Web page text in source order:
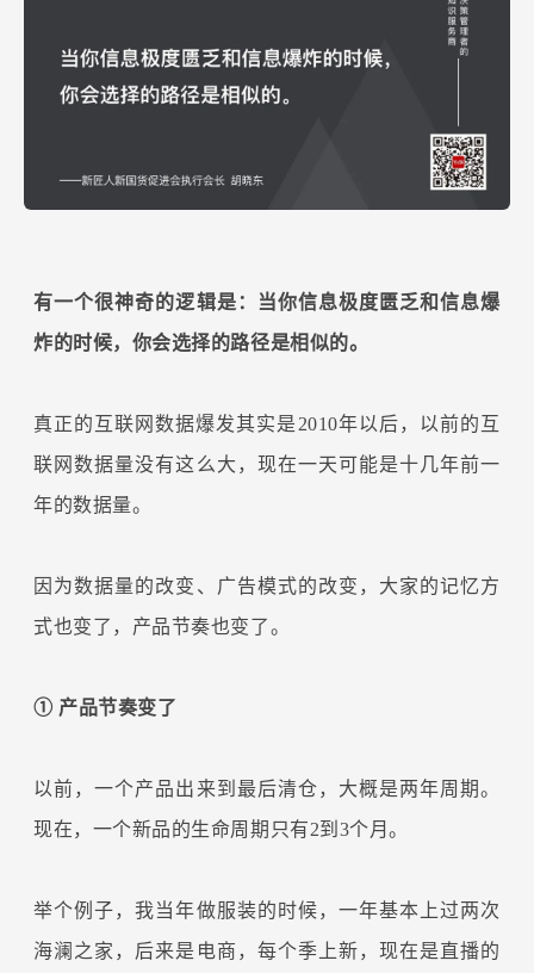
有一个很神奇的逻辑是：当你信息极度匮乏和信息爆
炸的时候，你会选择的路径是相似的。
真正的互联网数据爆发其实是2010年以后，以前的互
联网数据量没有这么大，现在一天可能是十几年前一
年的数据量。
因为数据量的改变、广告模式的改变，大家的记忆方
式也变了，产品节奏也变了。
① 产品节奏变了
以前，一个产品出来到最后清仓，大概是两年周期。
现在，一个新品的生命周期只有2到3个月。
举个例子，我当年做服装的时候，一年基本上过两次
海澜之家，后来是电商，每个季上新，现在是直播的